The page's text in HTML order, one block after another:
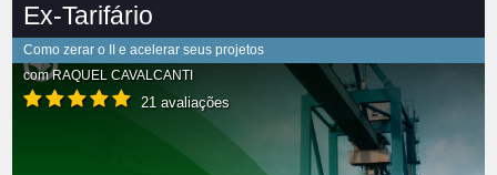
Ex-Tarifário
Como zerar o II e acelerar seus projetos
comRAQUEL CAVALCANTI
21 avaliações